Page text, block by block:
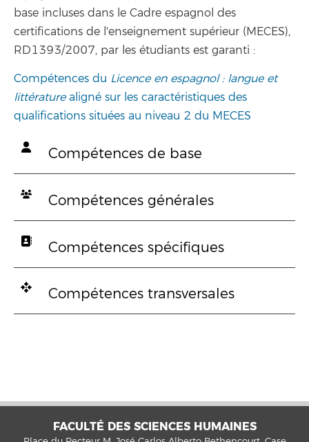
base incluses dans le Cadre espagnol des
certifications de l'enseignement supérieur (MECES),
RD1393/2007, par les étudiants est garanti :
Compétences du Licence en espagnol : langue et
littératurealigné sur les caractéristiques des
qualifications situées au niveau 2 du MECES
Compétences de base
Compétences générales
Compétences spécifiques
Compétences transversales
FACULTÉ DES SCIENCES HUMAINES